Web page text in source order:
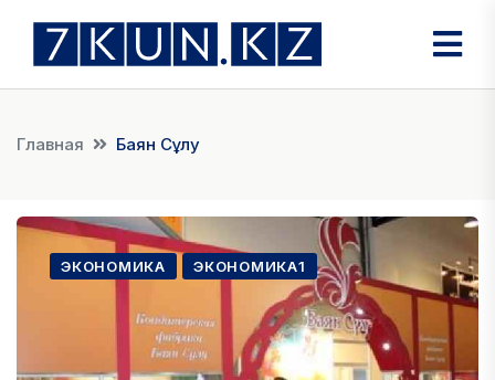
Главная Баян Сұлу
ЭКОНОМИКА ЭКОНОМИКА1